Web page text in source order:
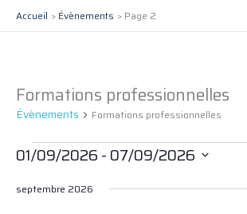
Accueil Évènements Page 2
Formations professionnelles
Évènements Formations professionnelles
Évènements
01/09/2026 - 07/09/2026
une
septembre 2026